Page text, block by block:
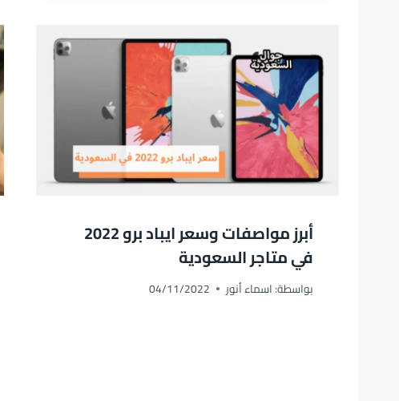
أبرز مواصفات وسعر ايباد برو 2022
في متاجر السعودية
بواسطة:اسماء أنور 04/11/2022